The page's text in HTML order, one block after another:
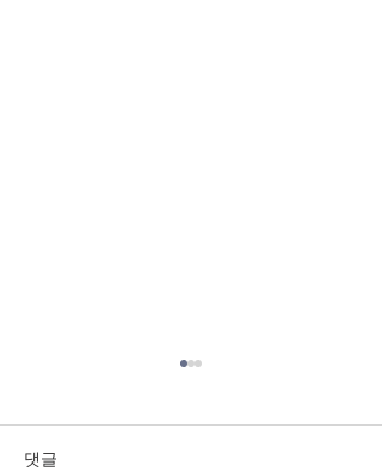
11.26
댓글